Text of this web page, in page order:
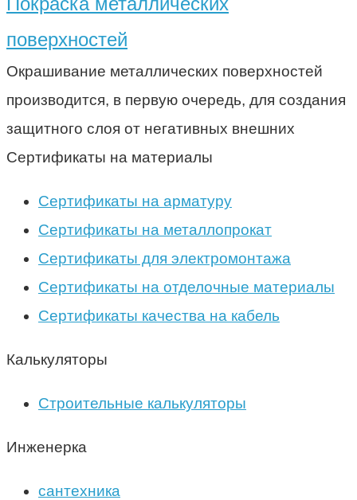
поверхностей
Окрашивание металлических поверхностей
производится, в первую очередь, для создания
защитного слоя от негативных внешних
Сертификаты на материалы
Сертификаты на арматуру
Сертификаты на металлопрокат
Сертификаты для электромонтажа
Сертификаты на отделочные материалы
Сертификаты качества на кабель
Калькуляторы
Строительные калькуляторы
Инженерка
сантехника